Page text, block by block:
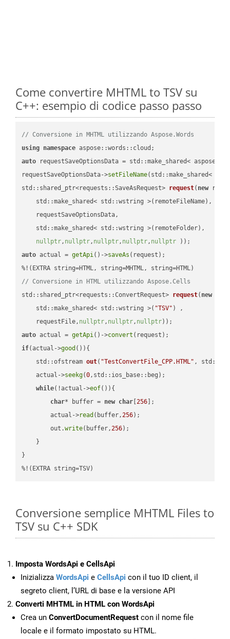
Come convertire MHTML to TSV su
C++: esempio di codice passo passo
// Conversione in MHTML utilizzando Aspose.Words
using namespace
auto requestSaveOptionsData = std::make_shared<
requestSaveOptionsData->setFileName(std::make_shared<
std::shared_ptr<requests::SaveAsRequest> request( new
    std::make_shared< std::wstring >(remoteFileName),
    requestSaveOptionsData,
    std::make_shared< std::wstring >(remoteFolder),
nullptr, nullptr, nullptr, nullptr, nullptr ))
auto actual = getApi()->saveAs (request);
// Conversione in HTML utilizzando Aspose.Cells
std::shared_ptr<requests::ConvertRequest> request( new
    std::make_shared< std::wstring >(
"TSV" ) ,
    requestFile,
nullptr, nullptr, nullptr))
auto actual = getApi()->convert
if(actual->good ()){
std::ofstream out( "TestConvertFile_CPP.HTML" ,
    actual->
seekg(0,std::ios_base::beg);
while(!actual->eof()){
char* buffer = new char [256 ];
        actual->
read (buffer,256);
        out.
write(buffer,256);
    }
}
%!(EXTRA string=TSV)
Conversione semplice MHTML Files to
TSV su C++ SDK
Imposta WordsApi e CellsApi
Inizializza WordsApi e CellsApi con il tuo ID client, il
segreto client, l’URL di base e la versione API
Converti MHTML in HTML con WordsApi
Crea un ConvertDocumentRequest con il nome file
locale e il formato impostato su HTML.